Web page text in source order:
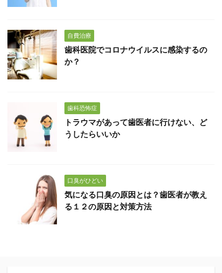
自費治療
歯科医院でコロナウイルスに感染するの
か？
歯科恐怖症
トラウマがあって歯医者に行けない、ど
うしたらいいか
口臭がひどい
気になる口臭の原因とは？歯医者が教え
る１２の原因と対策方法